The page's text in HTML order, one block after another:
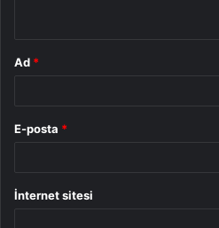
Ad *
E-posta *
İnternet sitesi